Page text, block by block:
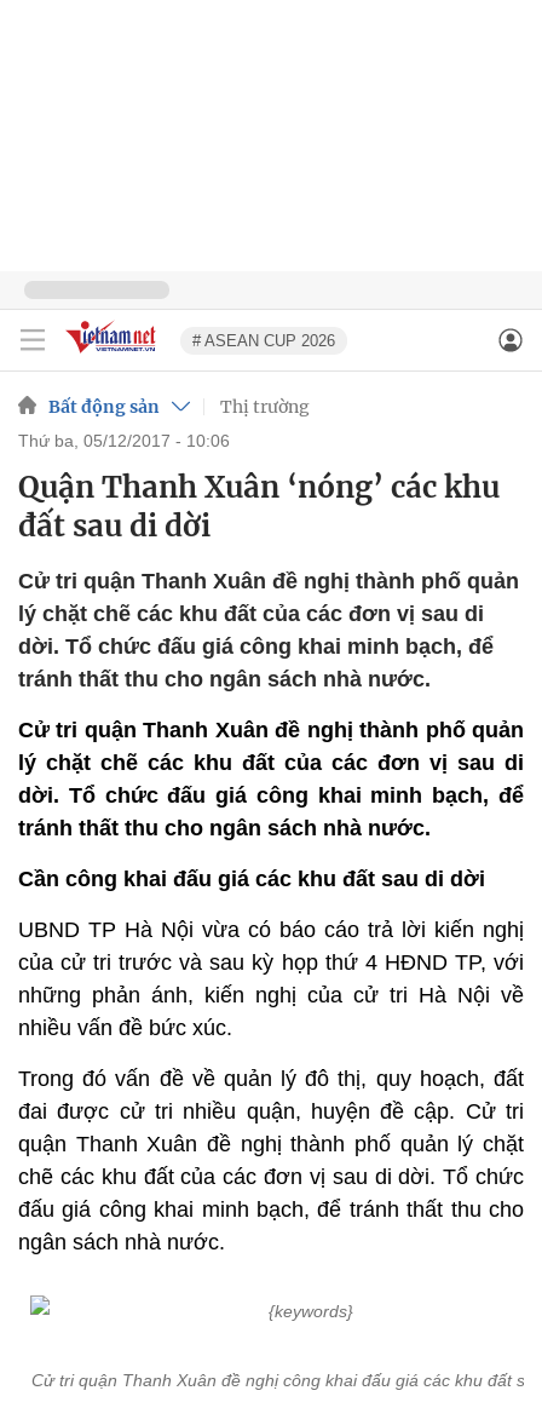
# ASEAN CUP 2026
Bất động sản Thị trường
thứ ba, 05/12/2017 - 10:06
Quận Thanh Xuân ‘nóng’ các khu
đất sau di dời
Cử tri quận Thanh Xuân đề nghị thành phố quản
lý chặt chẽ các khu đất của các đơn vị sau di
dời. Tổ chức đấu giá công khai minh bạch, để
tránh thất thu cho ngân sách nhà nước.
Cử tri quận Thanh Xuân đề nghị thành phố quản
lý chặt chẽ các khu đất của các đơn vị sau di
dời. Tổ chức đấu giá công khai minh bạch, để
tránh thất thu cho ngân sách nhà nước.
Cần công khai đấu giá các khu đất sau di dời
UBND TP Hà Nội vừa có báo cáo trả lời kiến nghị
của cử tri trước và sau kỳ họp thứ 4 HĐND TP, với
những phản ánh, kiến nghị của cử tri Hà Nội về
nhiều vấn đề bức xúc.
Trong đó vấn đề về quản lý đô thị, quy hoạch, đất
đai được cử tri nhiều quận, huyện đề cập. Cử tri
quận Thanh Xuân đề nghị thành phố quản lý chặt
chẽ các khu đất của các đơn vị sau di dời. Tổ chức
đấu giá công khai minh bạch, để tránh thất thu cho
ngân sách nhà nước.
Cử tri quận Thanh Xuân đề nghị công khai đấu giá các khu đất